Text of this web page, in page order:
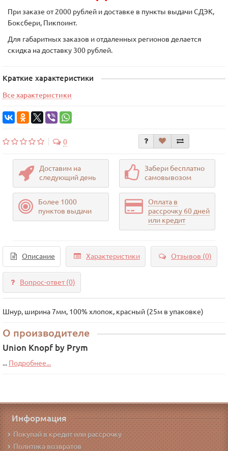
При заказе от 2000 рублей и доставке в пункты выдачи СДЭК,
Боксбери, Пикпоинт.
Для габаритных заказов и отдаленных регионов делается
скидка на доставку 300 рублей.
Краткие характеристики
Все характеристики
0
Доставим на
следующий день
Забери бесплатно
самовывозом
Более 1000
пунктов выдачи
Оплата в
рассрочку 60 дней
или кредит
Описание Характеристики Отзывов (0)
Вопрос-ответ(0)
Шнур, ширина 7мм, 100% хлопок, красный (25м в упаковке)
О производителе
Union Knopf by Prym
... Подробнее...
Информация
Покупай в кредит или рассрочку
Политика возвратов